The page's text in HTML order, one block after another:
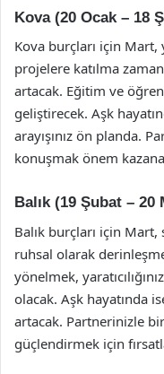
Kova (20 Ocak – 18
Kova burçları için
projelere katılma
artacak. Eğitim ve
geliştirecek. Aşk
arayışınız ön planda.
konuşmak önem
Balık (19 Şubat – 20
Balık burçları için
ruhsal olarak
yönelmek,
olacak. Aşk hayatında
artacak. Partnerinizle
güçlendirmek için